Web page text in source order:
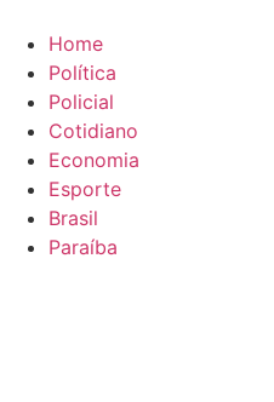
para
conteúdo
Home
Política
Policial
Cotidiano
Economia
Esporte
Brasil
Paraíba